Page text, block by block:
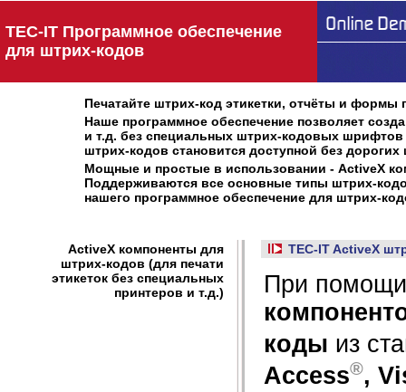
TEC-IT Программное обеспечение
для штрих-кодов
Печатайте штрих-код этикетки, отчёты и
Наше программное обеспечение позволяет
и т.д. без специальных штрих-кодовых
штрих-кодов становится доступной без
Мощные и простые в использовании - ActiveX
Поддерживаются все основные типы штрих-
нашего программное обеспечение для штрих-
ActiveX компоненты для
штрих-кодов (для печати
этикеток без специальных
принтеров и т.д.)
TEC-IT ActiveX
При
коды из
Access®, V